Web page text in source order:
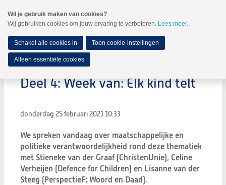
naar
Spring
de
inhoud
Spring
naar
hoofdmenu
MENU
Deel 4: Week van: Elk kind telt
donderdag 25 februari 2021 10:33
We spreken vandaag over maatschappelijke en
politieke verantwoordelijkheid rond deze thematiek
met Stieneke van der Graaf (ChristenUnie), Celine
Verheijen (Defence for Children) en Lisanne van der
Steeg (PerspectieF; Woord en Daad).
Wil je gebruik maken van cookies?
Wij gebruiken cookies om jouw ervaring te verbeteren. Lees meer.
Schakel alle cookies in Toon cookie-instellingen
Alleen essentiële cookies